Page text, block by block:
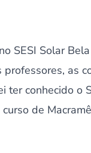
SESI Solar
as
ter conhecido o
de